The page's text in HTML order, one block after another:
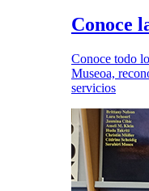
Conoce
Conoce todo
Museoa,
servicios